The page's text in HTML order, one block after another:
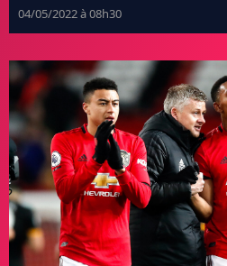
04/05/2022 à 08h30